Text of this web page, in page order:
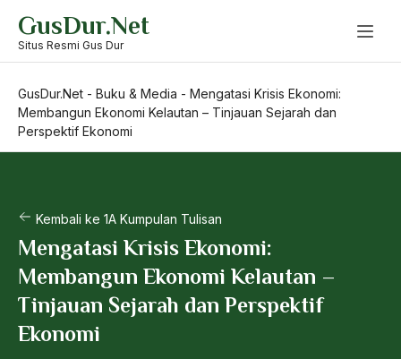
content
GusDur.Net
Situs Resmi Gus Dur
GusDur.Net - Buku & Media - Mengatasi Krisis Ekonomi:
Membangun Ekonomi Kelautan – Tinjauan Sejarah dan
Perspektif Ekonomi
Kembali ke 1A Kumpulan Tulisan
Mengatasi Krisis Ekonomi:
Membangun Ekonomi Kelautan –
Tinjauan Sejarah dan Perspektif
Ekonomi